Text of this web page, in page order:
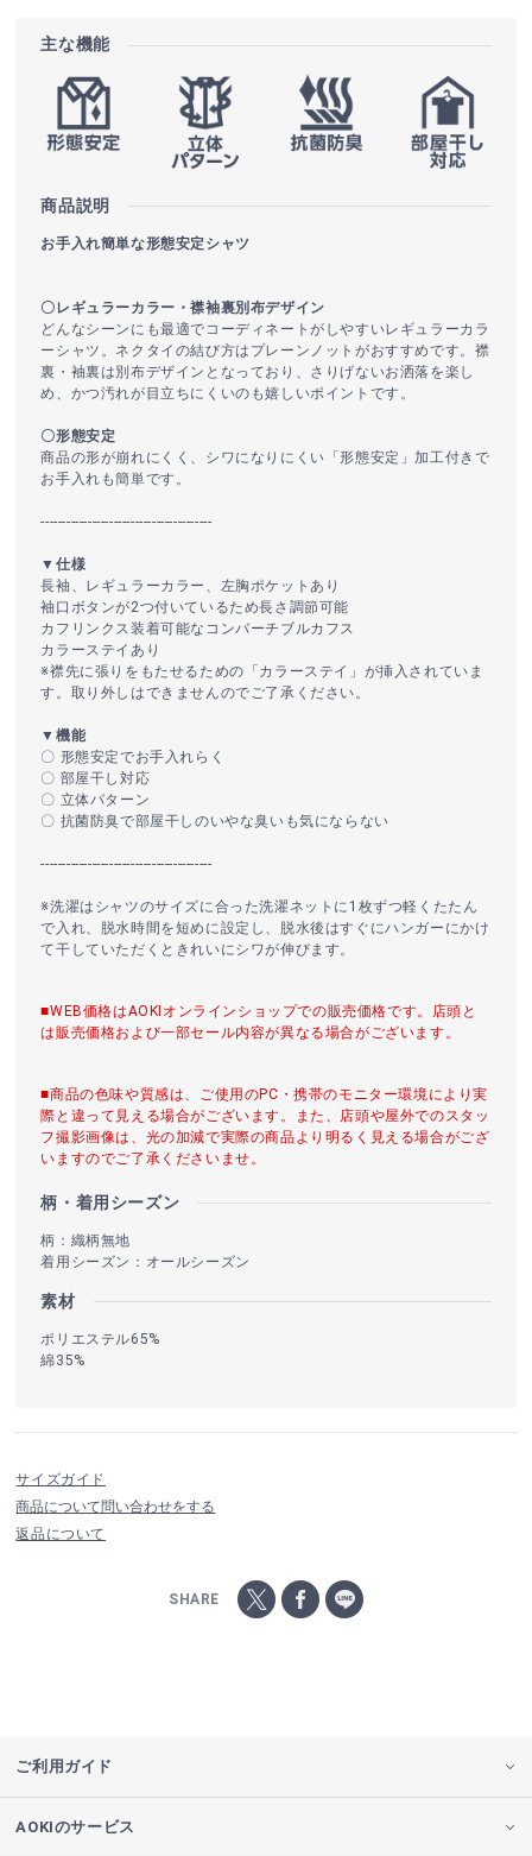
主な機能
商品説明
お手入れ簡単な形態安定シャツ
〇レギュラーカラー・襟袖裏別布デザイン
どんなシーンにも最適でコーディネートがしやすいレギュラーカラ
ーシャツ。ネクタイの結び方はプレーンノットがおすすめです。襟
裏・袖裏は別布デザインとなっており、さりげないお洒落を楽し
め、かつ汚れが目立ちにくいのも嬉しいポイントです。
〇形態安定
商品の形が崩れにくく、シワになりにくい「形態安定」加工付きで
お手入れも簡単です。
----------------------------------------
▼仕様
長袖、レギュラーカラー、左胸ポケットあり
袖口ボタンが2つ付いているため長さ調節可能
カフリンクス装着可能なコンバーチブルカフス
カラーステイあり
※襟先に張りをもたせるための「カラーステイ」が挿入されていま
す。取り外しはできませんのでご了承ください。
▼機能
〇 形態安定でお手入れらく
〇 部屋干し対応
〇 立体パターン
〇 抗菌防臭で部屋干しのいやな臭いも気にならない
----------------------------------------
※洗濯はシャツのサイズに合った洗濯ネットに1枚ずつ軽くたたん
で入れ、脱水時間を短めに設定し、脱水後はすぐにハンガーにかけ
て干していただくときれいにシワが伸びます。
■WEB価格はAOKIオンラインショップでの販売価格です。店頭と
は販売価格および一部セール内容が異なる場合がございます。
■商品の色味や質感は、ご使用のPC・携帯のモニター環境により実
際と違って見える場合がございます。また、店頭や屋外でのスタッ
フ撮影画像は、光の加減で実際の商品より明るく見える場合がござ
いますのでご了承くださいませ。
柄・着用シーズン
柄：織柄無地
着用シーズン：オールシーズン
素材
ポリエステル65%
綿35%
サイズガイド
商品について問い合わせをする
返品について
SHARE
ご利用ガイド
AOKIのサービス